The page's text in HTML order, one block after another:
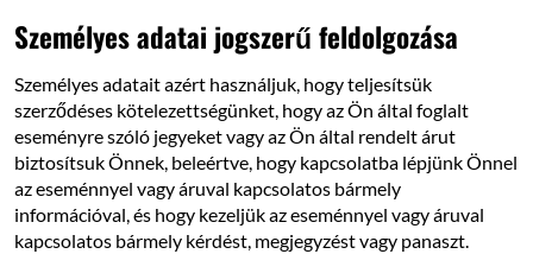
Személyes adatai jogszerű feldolgozása
Személyes adatait azért használjuk, hogy teljesítsük
szerződéses kötelezettségünket, hogy az Ön által foglalt
eseményre szóló jegyeket vagy az Ön által rendelt árut
biztosítsuk Önnek, beleértve, hogy kapcsolatba lépjünk Önnel
az eseménnyel vagy áruval kapcsolatos bármely
információval, és hogy kezeljük az eseménnyel vagy áruval
kapcsolatos bármely kérdést, megjegyzést vagy panaszt.